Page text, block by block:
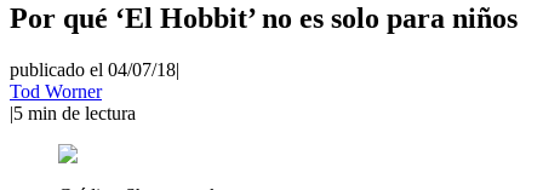
Por qué ‘El Hobbit’ no es solo para niños
publicado el 04/07/18|
Tod Worner
|5 min de lectura